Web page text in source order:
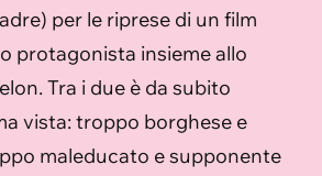
per le riprese di un film
protagonista insieme allo
Tra i due è da subito
vista: troppo borghese e
maleducato e supponente